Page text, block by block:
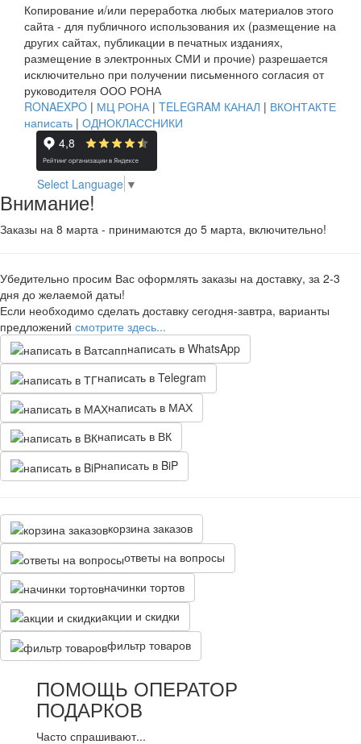
Копирование и/или переработка любых материалов этого
сайта - для публичного использования их (размещение на
других сайтах, публикации в печатных изданиях,
размещение в электронных СМИ и прочие) разрешается
исключительно при получении письменного согласия от
руководителя ООО РОНА
RONAEXPO | МЦ РОНА | TELEGRAM КАНАЛ | ВКОНТАКТЕ
написать | ОДНОКЛАССНИКИ
Select Language ▼
Внимание!
Заказы на 8 марта - принимаются до 5 марта, включительно!
Убедительно просим Вас оформлять заказы на доставку, за 2-3
дня до желаемой даты!
Если необходимо сделать доставку сегодня-завтра, варианты
предложений смотрите здесь...
написать в WhatsApp
написать в Telegram
написать в МАХ
написать в ВК
написать в BiP
корзина заказов
ответы на вопросы
начинки тортов
акции и скидки
фильтр товаров
ПОМОЩЬ ОПЕРАТОР
ПОДАРКОВ
Часто спрашивают...